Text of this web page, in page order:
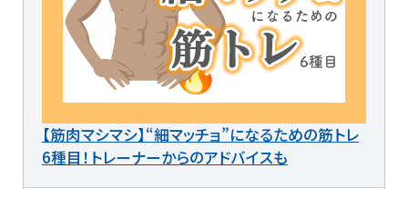
【筋肉マシマシ】“細マッチョ”になるための筋トレ
6種目！トレーナーからのアドバイスも